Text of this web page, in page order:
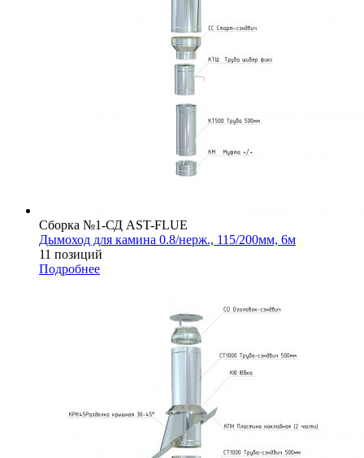
Сборка №1-СД AST-FLUE
Дымоход для камина 0.8/нерж., 115/200мм, 6м
11 позиций
Подробнее